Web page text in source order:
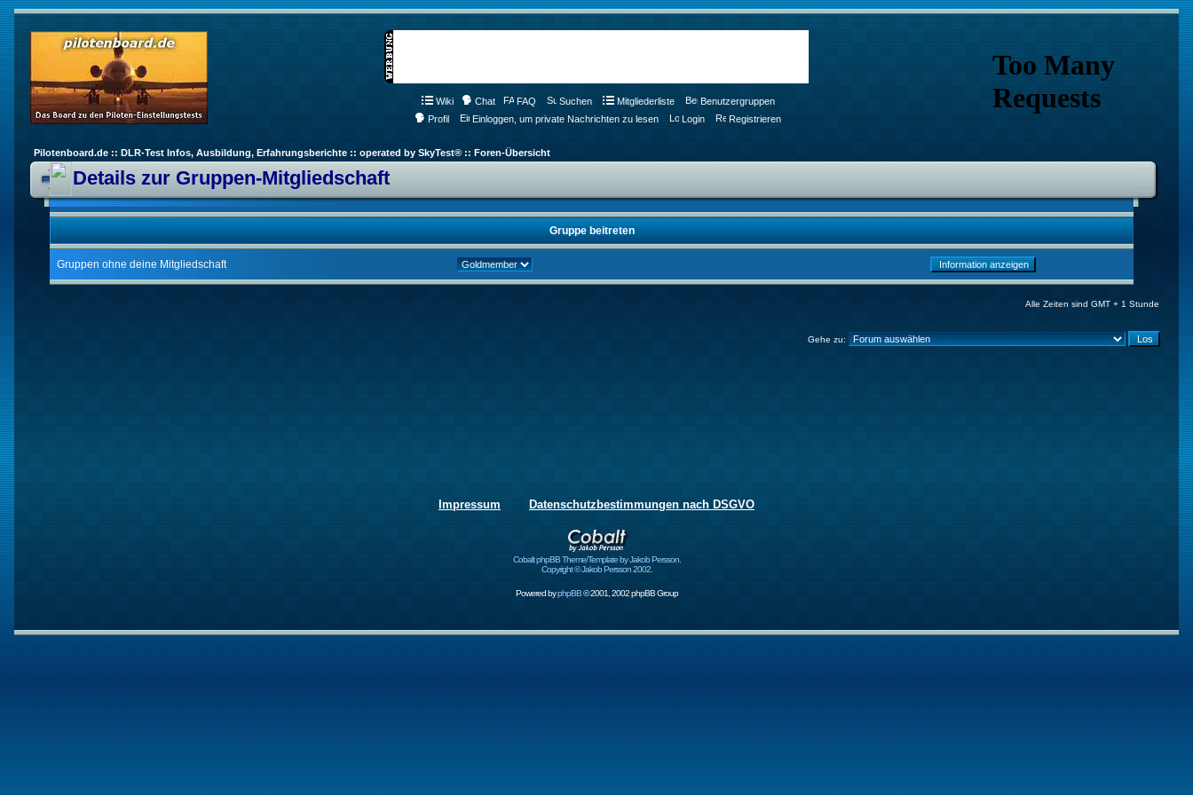
Wiki Chat FAQ Suchen Mitgliederliste
Benutzergruppen
Profil
Einloggen, um private Nachrichten zu lesen Login Registrieren
Pilotenboard.de :: DLR-Test Infos, Ausbildung, Erfahrungsberichte :: operated by SkyTest® :: Foren-Übersicht
Details zur Gruppen-Mitgliedschaft
Gruppe beitreten
Gruppen ohne deine Mitgliedschaft
Alle Zeiten sind GMT + 1 Stunde
Gehe zu:
Impressum Datenschutzbestimmungen nach DSGVO
Cobalt phpBB Theme/Template by Jakob Persson.
Copyright © Jakob Persson 2002.
Powered byphpBB© 2001, 2002 phpBB Group